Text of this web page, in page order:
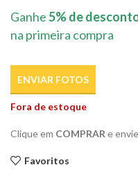
Ganhe5% de
na primeira compra
ENVIAR FOTOS
Fora de estoque
Clique em COMPRAR e
Favoritos